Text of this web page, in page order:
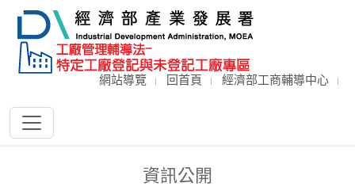
網站導覽 回首頁 經濟部工商輔導中心
資訊公開